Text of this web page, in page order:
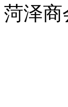
菏泽商